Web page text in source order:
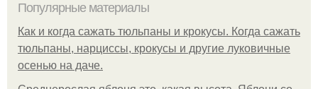
Популярные материалы
Как и когда сажать тюльпаны и крокусы. Когда сажать
тюльпаны, нарциссы, крокусы и другие луковичные
осенью на даче.